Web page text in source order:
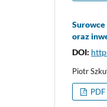
oraz
DOI:
Piotr
PDF